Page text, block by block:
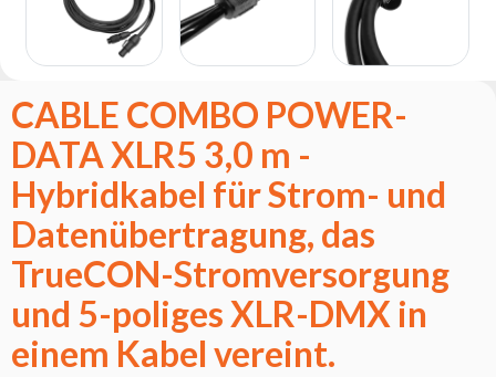
Rücksendung
Produkts
Test
Leasing
Häufig
Gestellte
Fragen
Wählen
Serie
CABLE COMBO POWER-
DATA XLR5 3,0 m -
Hybridkabel für Strom- und
Datenübertragung, das
TrueCON-Stromversorgung
und 5-poliges XLR-DMX in
einem Kabel vereint.